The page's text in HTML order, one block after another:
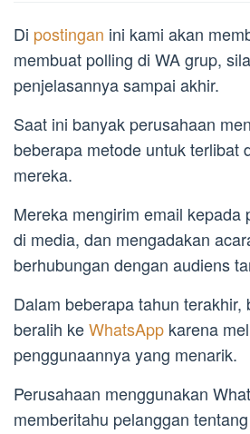
Di postingan ini kami akan
membuat polling di WA grup,
penjelasannya sampai akhir.
Saat ini banyak perusahaan
beberapa metode untuk terlibat
mereka.
Mereka mengirim email kepada
di media, dan mengadakan
berhubungan dengan audiens
Dalam beberapa tahun terakhir,
beralih keWhatsApp karena
penggunaannya yang menarik.
Perusahaan menggunakan
memberitahu pelanggan